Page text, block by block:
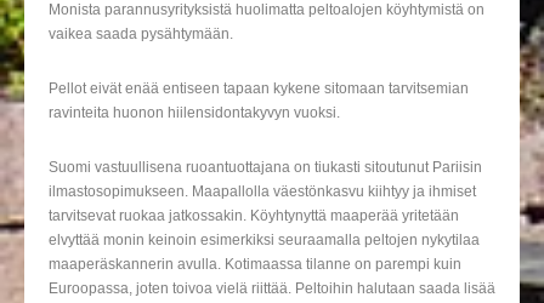
Monista parannusyrityksistä huolimatta peltoalojen köyhtymistä on
vaikea saada pysähtymään.
Pellot eivät enää entiseen tapaan kykene sitomaan tarvitsemian
ravinteita huonon hiilensidontakyvyn vuoksi.
Suomi vastuullisena ruoantuottajana on tiukasti sitoutunut Pariisin
ilmastosopimukseen. Maapallolla väestönkasvu kiihtyy ja ihmiset
tarvitsevat ruokaa jatkossakin. Köyhtynyttä maaperää yritetään
elvyttää monin keinoin esimerkiksi seuraamalla peltojen nykytilaa
maaperäskannerin avulla. Kotimaassa tilanne on parempi kuin
Euroopassa, joten toivoa vielä riittää. Peltoihin halutaan saada lisää